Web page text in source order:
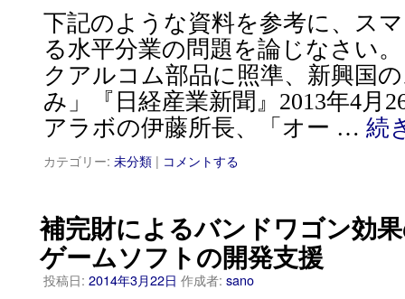
下記のような資料を参考に、ス
る水平分業の問題を論じなさい
クアルコム部品に照準、新興国
み」『日経産業新聞』2013年4月
アラボの伊藤所長、「オー … 続
カテゴリー: 未分類 | コメントする
補完財によるバンドワゴン効
ゲームソフトの開発支援
投稿日: 2014年3月22日 作成者: sano